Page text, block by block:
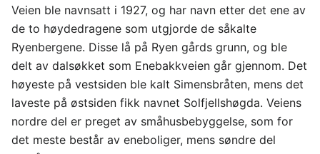
Veien ble navnsatt i 1927, og har navn etter det ene av
de to høydedragene som utgjorde de såkalte
Ryenbergene. Disse lå på Ryen gårds grunn, og ble
delt av dalsøkket som Enebakkveien går gjennom. Det
høyeste på vestsiden ble kalt Simensbråten, mens det
laveste på østsiden fikk navnet Solfjellshøgda. Veiens
nordre del er preget av småhusbebyggelse, som for
det meste består av eneboliger, mens søndre del